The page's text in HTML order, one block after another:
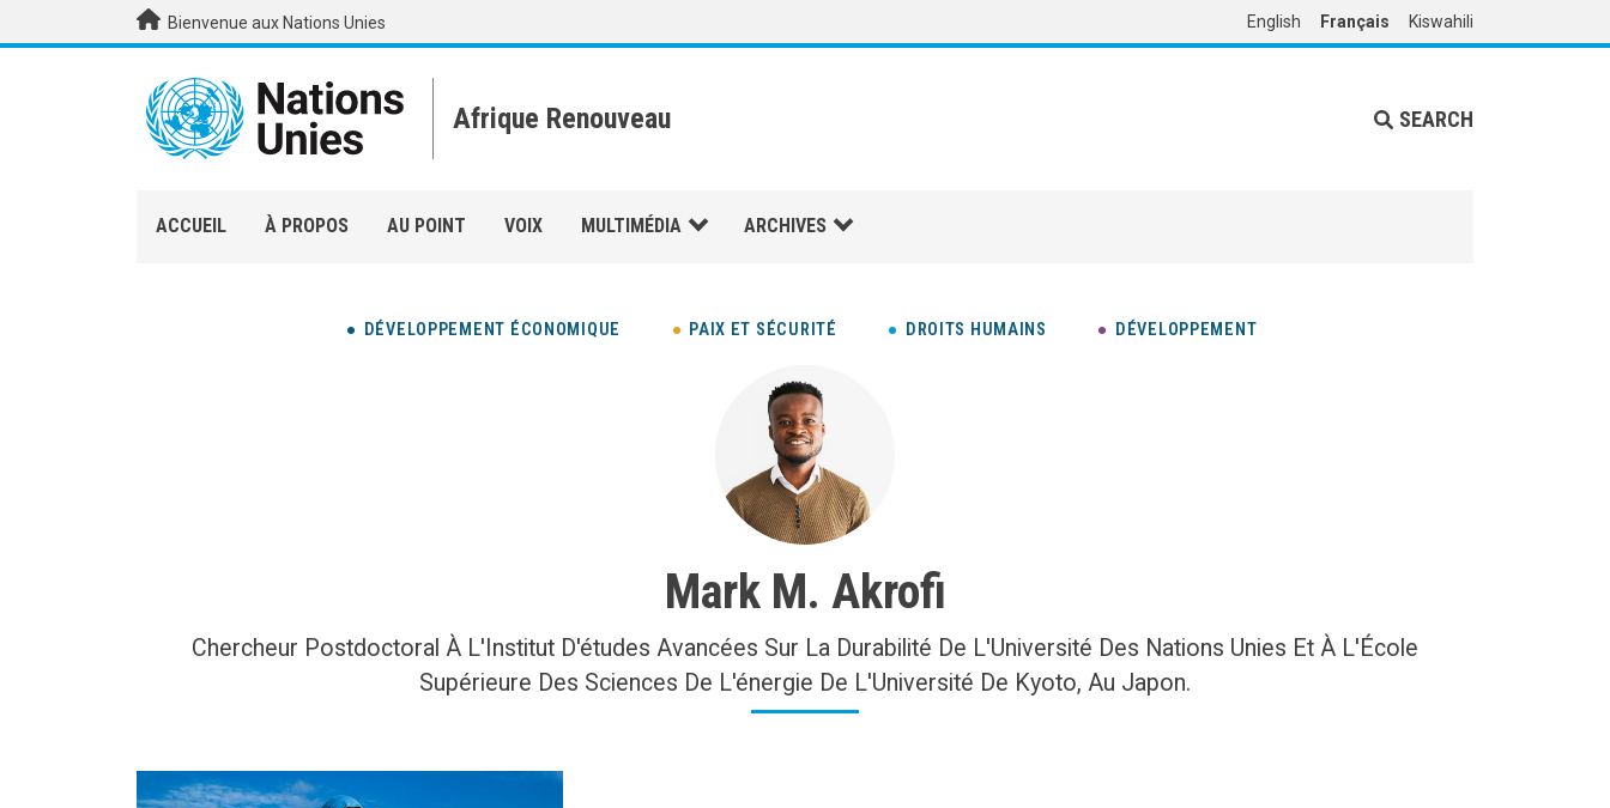
Aller au contenu principalBienvenue aux Nations Unies English Français Kiswahili
Afrique Renouveau SEARCH
ACCUEIL À PROPOS AU POINT VOIX MULTIMÉDIA ARCHIVES
DÉVELOPPEMENT ÉCONOMIQUE PAIX ET SÉCURITÉ DROITS HUMAINS DÉVELOPPEMENT
Mark M. Akrofi
Chercheur Postdoctoral À L'Institut D'études Avancées Sur La Durabilité De L'Université Des Nations Unies Et À L'École
Supérieure Des Sciences De L'énergie De L'Université De Kyoto, Au Japon.